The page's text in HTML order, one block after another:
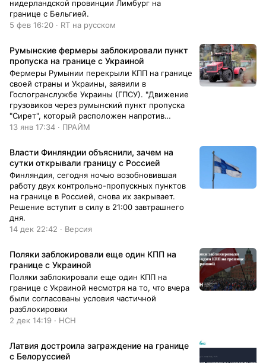
нидерландской провинции Лимбург на
границе с Бельгией.
5 фев 16:20 · RT на русском
Румынские фермеры заблокировали пункт
пропуска на границе с Украиной
Фермеры Румынии перекрыли КПП на границе
своей страны и Украины, заявили в
Госпогранслужбе Украины (ГПСУ). "Движение
грузовиков через румынский пункт пропуска
"Сирет", который расположен напротив
украинского "Порубное", заблокировано. На...
13 янв 17:34 · ПРАЙМ
Власти Финляндии объяснили, зачем на
сутки открывали границу с Россией
Финляндия, сегодня ночью возобновившая
работу двух контрольно-пропускных пунктов
на границе в Россией, снова их закрывает.
Решение вступит в силу в 21:00 завтрашнего
дня.
14 дек 22:42 · Версия
Поляки заблокировали еще один КПП на
границе с Украиной
Поляки заблокировали еще один КПП на
границе с Украиной несмотря на то, что вчера
были согласованы условия частичной
разблокировки
2 дек 14:19 · НСН
Латвия достроила заграждение на границе
с Белоруссией